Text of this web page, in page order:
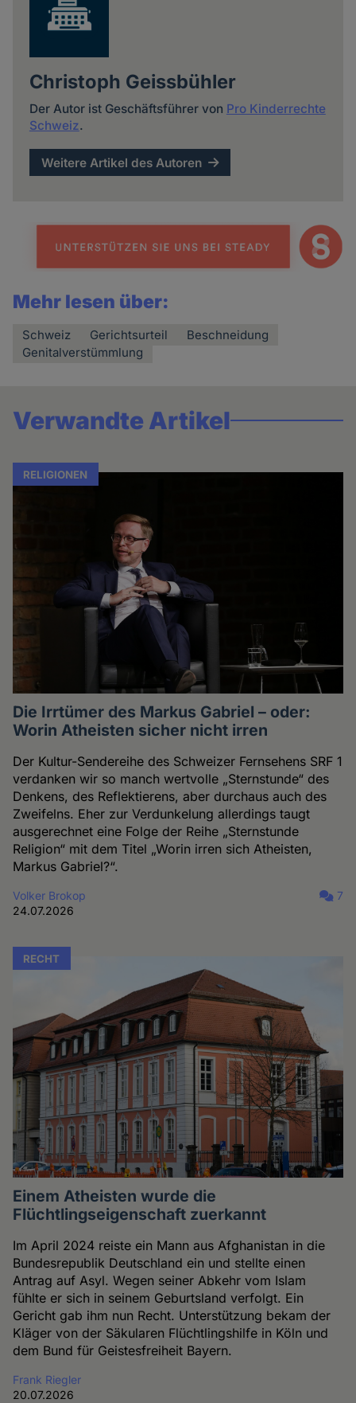
Christoph Geissbühler
Der Autor ist Geschäftsführer von Pro Kinderrechte
Schweiz.
Weitere Artikel des Autoren
Mehr lesen über:
Schweiz Gerichtsurteil
Beschneidung
Genitalverstümmlung
Verwandte Artikel
RELIGIONEN
Die Irrtümer des Markus Gabriel – oder:
Worin Atheisten sicher nicht irren
Der Kultur-Sendereihe des Schweizer Fernsehens SRF 1
verdanken wir so manch wertvolle „Sternstunde“ des
Denkens, des Reflektierens, aber durchaus auch des
Zweifelns. Eher zur Verdunkelung allerdings taugt
ausgerechnet eine Folge der Reihe „Sternstunde
Religion“ mit dem Titel „Worin irren sich Atheisten,
Markus Gabriel?“.
Volker Brokop
24.07.2026
7
RECHT
Einem Atheisten wurde die
Flüchtlingseigenschaft zuerkannt
Im April 2024 reiste ein Mann aus Afghanistan in die
Bundesrepublik Deutschland ein und stellte einen
Antrag auf Asyl. Wegen seiner Abkehr vom Islam
fühlte er sich in seinem Geburtsland verfolgt. Ein
Gericht gab ihm nun Recht. Unterstützung bekam der
Kläger von der Säkularen Flüchtlingshilfe in Köln und
dem Bund für Geistesfreiheit Bayern.
Frank Riegler
20.07.2026